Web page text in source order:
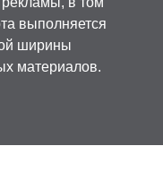
выполняется
ширины
материалов.